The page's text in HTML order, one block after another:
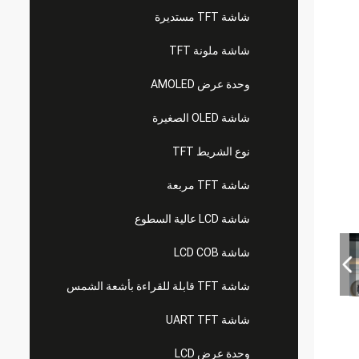
شاشة TFT مستديرة
شاشة ملونة TFT
وحدة عرض AMOLED
شاشة OLED الصغيرة
نوع الشريط TFT
شاشة TFT مربعة
شاشة LCD عالية السطوع
شاشة LCD COB
شاشة TFT قابلة للقراءة بأشعة الشمس
شاشة UART TFT
وحدة عرض LCD